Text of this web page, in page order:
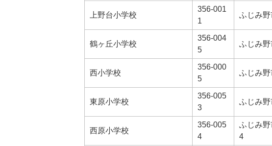
上野台小学校
356-001
1
ふじみ
鶴ヶ丘小学校
356-004
5
ふじみ
西小学校
356-000
5
ふじみ
東原小学校
356-005
3
ふじみ
西原小学校
356-005
4
ふじみ野
4